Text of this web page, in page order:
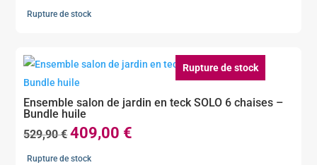
prix
1739,00 €.
1629,00 €.
Rupture de stock
Rupture de stock
Ensemble salon de jardin en teck SOLO 6 chaises –
Bundle huile
529,90€Le
prix
409,00 €
Rupture de stock